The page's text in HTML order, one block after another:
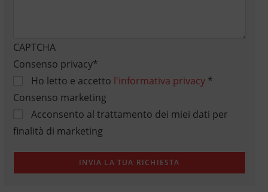
CAPTCHA
Consenso privacy*
Ho letto e accetto l'informativa privacy*
Consenso marketing
Acconsento al trattamento dei miei dati per
finalità di marketing